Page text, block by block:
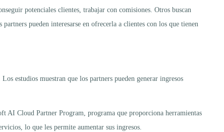
potenciales clientes, trabajar con comisiones. Otros buscan
pueden interesarse en ofrecerla a clientes con los que tienen
estudios muestran que los partners pueden generar ingresos
AI Cloud Partner Program, programa que proporciona herramientas
lo que les permite aumentar sus ingresos.